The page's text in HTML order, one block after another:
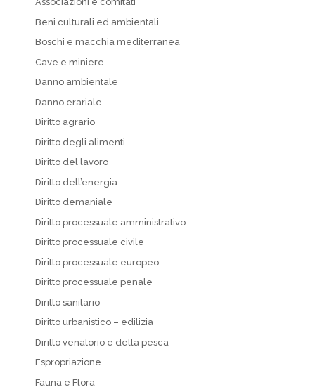
Beni culturali ed ambientali
Boschi e macchia mediterranea
Cave e miniere
Danno ambientale
Danno erariale
Diritto agrario
Diritto degli alimenti
Diritto del lavoro
Diritto dell’energia
Diritto demaniale
Diritto processuale amministrativo
Diritto processuale civile
Diritto processuale europeo
Diritto processuale penale
Diritto sanitario
Diritto urbanistico – edilizia
Diritto venatorio e della pesca
Espropriazione
Fauna e Flora